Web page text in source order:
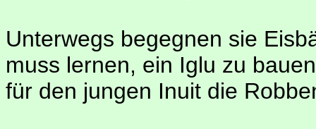
Unterwegs begegnen sie
muss lernen, ein Iglu zu
für den jungen Inuit die